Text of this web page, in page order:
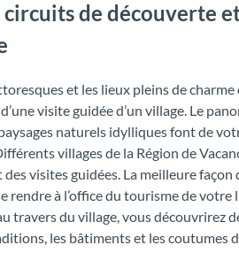
de découverte
et les lieux pleins de charme
visite guidée d’un village. Le
naturels idylliques font de
villages de la Région de
visites guidées. La meilleure façon
rendre à l’office du tourisme de votre
travers du village, vous découvrirez
les bâtiments et les coutumes